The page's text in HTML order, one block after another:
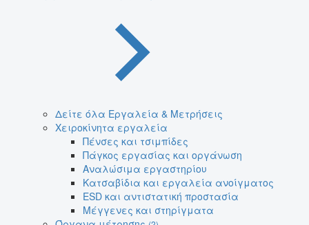
Δείτε όλα Εργαλεία & Μετρήσεις
Χειροκίνητα εργαλεία
Πένσες και τσιμπίδες
Πάγκος εργασίας και οργάνωση
Αναλώσιμα εργαστηρίου
Κατσαβίδια και εργαλεία ανοίγματος
ESD και αντιστατική προστασία
Μέγγενες και στηρίγματα